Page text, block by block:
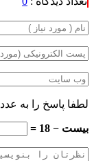
لطفا پاسخ را به
بیست − 18 =